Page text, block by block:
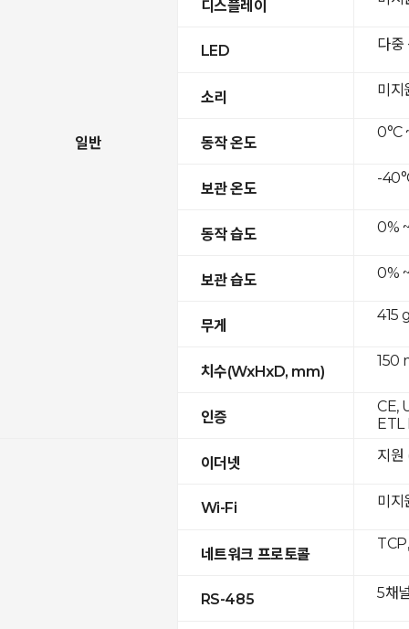
일반
디스플레이
LED
소리
동작 온도
보관 온도
동작 습도
보관 습도
무게
치수(WxHxD, mm)
인증
이더넷
Wi-Fi
네트워크 프로토콜
RS-485
다중
미지
0°C
-
0%
0%
415
150
CE,
지
미지
5채